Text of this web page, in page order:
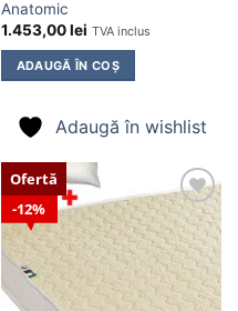
Anatomic
1.453,00lei TVA inclus
ADAUGĂ ÎN COȘ
Adaugă în wishlist
12%
Ofertă
Adaugă
în
wishlist